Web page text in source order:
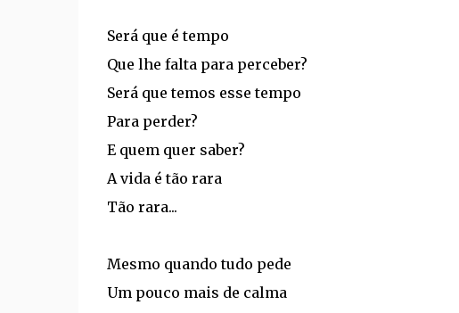
Será que é tempo
Que lhe falta para perceber?
Será que temos esse tempo
Para perder?
E quem quer saber?
A vida é tão rara
Tão rara...
Mesmo quando tudo pede
Um pouco mais de calma